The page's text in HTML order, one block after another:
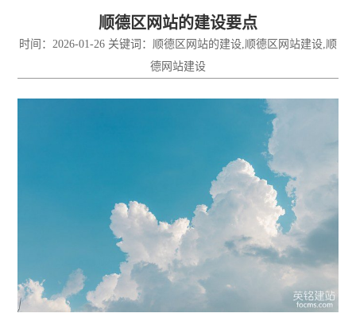
顺德区网站的建设要点
时间：2026-01-26 关键词：顺德区网站的建设,顺德区网站建设,顺
德网站建设